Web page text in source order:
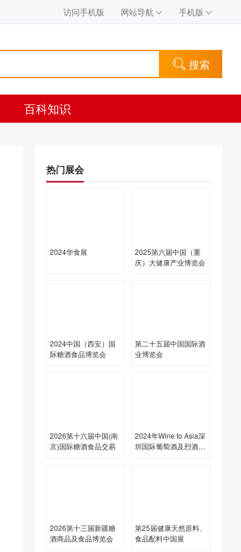
访问手机版 网站导航 手机版
搜索
百科知识
热门展会
2024华食展
2025第六届中国（重
庆）大健康产业博览会
2024中国（西安）国
际糖酒食品博览会
第二十五届中国国际酒
业博览会
2026第十六届中国(南
京)国际糖酒食品交易
2024年Wine to Asia深
圳国际葡萄酒及烈酒展
2026第十三届新疆糖
酒商品及食品博览会
第25届健康天然原料、
食品配料中国展